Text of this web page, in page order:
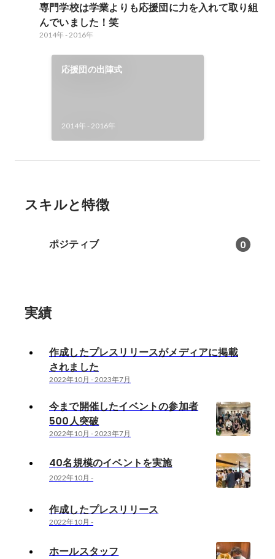
専門学校は学業よりも応援団に力を入れて取り組
んでいました！笑
2014年-2016年
応援団の出陣式
2014年 -2016年
スキルと特徴
ポジティブ 0
実績
作成したプレスリリースがメディアに掲載
されました
2022年10月 -2023年7月
今まで開催したイベントの参加者
500人突破
2022年10月 -2023年7月
40名規模のイベントを実施
2022年10月 -
作成したプレスリリース
2022年10月 -
ホールスタッフ